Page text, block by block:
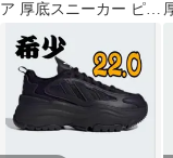
ア 厚底スニーカー ピン